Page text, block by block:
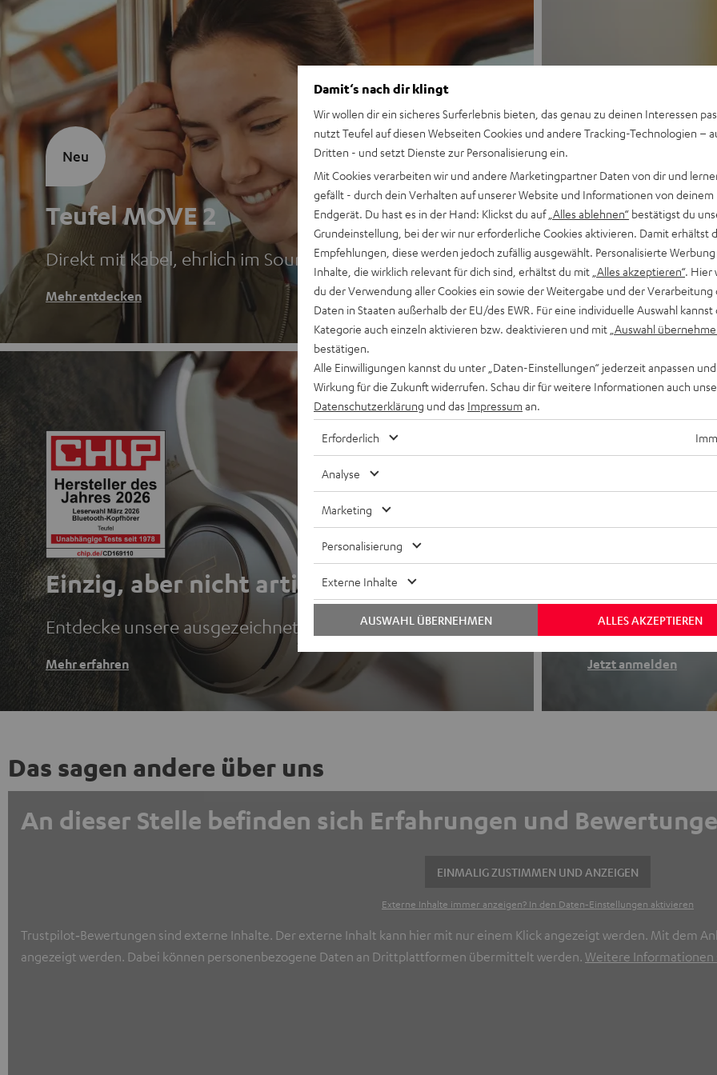
Teufel MOVE 2
Direkt mit Kabel, ehrlich im Sound
Mehr entdecken
Neu
MOTIV®
Stil trifft Sound
Mehr entdecken
Einzig, aber nicht artig.
Entdecke unsere ausgezeichneten Bluetooth-Kopfhörer
Mehr erfahren
Newsletter
Finde deinen
Erhalte bis zu
Jetzt anmelden
Das sagen andere über uns
An dieser Stelle befinden sich Erfahrungen und
EINMALIG ZUSTIMMEN UND ANZEIGEN
Externe Inhalte immer anzeigen? In den Daten‑Einstellungen aktivieren
Trustpilot‑Bewertungen sind externe Inhalte. Der externe Inhalt kann hier mit nur einem Klick angezeigt werden. Mit dem
angezeigt werden. Dabei können personenbezogene Daten an Drittplattformen übermittelt werden. Weitere Informationen
Damit‘s nach dir klingt
Wir wollen dir ein sicheres Surferlebnis bieten, das genau zu deinen Interessen
nutzt Teufel auf diesen Webseiten Cookies und andere Tracking-Technologien –
Dritten - und setzt Dienste zur Personalisierung ein.
Mit Cookies verarbeiten wir und andere Marketingpartner Daten von dir und
gefällt - durch dein Verhalten auf unserer Website und Informationen von deinem
Endgerät. Du hast es in der Hand: Klickst du auf „Alles ablehnen“ bestätigst du
Grundeinstellung, bei der wir nur erforderliche Cookies aktivieren. Damit erhältst
Empfehlungen, diese werden jedoch zufällig ausgewählt. Personalisierte
Inhalte, die wirklich relevant für dich sind, erhältst du mit „Alles akzeptieren“. Hier
du der Verwendung aller Cookies ein sowie der Weitergabe und der Verarbeitung
Daten in Staaten außerhalb der EU/des EWR. Für eine individuelle Auswahl kannst
Kategorie auch einzeln aktivieren bzw. deaktivieren und mit „Auswahl
bestätigen.
Alle Einwilligungen kannst du unter „Daten-Einstellungen“ jederzeit anpassen
Wirkung für die Zukunft widerrufen. Schau dir für weitere Informationen auch
Datenschutzerklärung und das Impressum an.
Erforderlich
Analyse
Marketing
Personalisierung
Externe Inhalte
ALLES AKZEPTIEREN
AUSWAHL ÜBERNEHMEN